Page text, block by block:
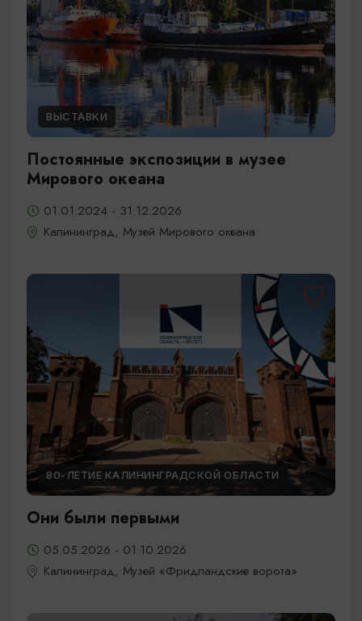
ВЫСТАВКИ
Постоянные экспозиции в музее
Мирового океана
01.01.2024 - 31.12.2026
Калининград, Музей Мирового океана
80-ЛЕТИЕ КАЛИНИНГРАДСКОЙ ОБЛАСТИ
Они были первыми
05.05.2026 - 01.10.2026
Калининград, Музей «Фридландские ворота»